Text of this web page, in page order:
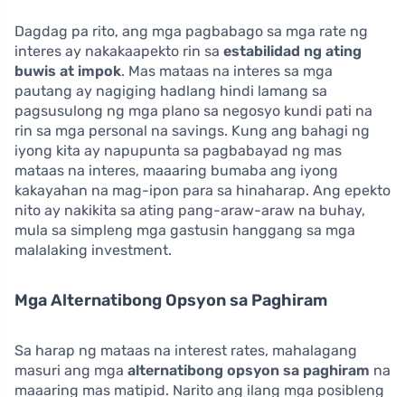
Dagdag pa rito, ang mga pagbabago sa mga rate ng
interes ay nakakaapekto rin sa estabilidad ng ating
buwis at impok. Mas mataas na interes sa mga
pautang ay nagiging hadlang hindi lamang sa
pagsusulong ng mga plano sa negosyo kundi pati na
rin sa mga personal na savings. Kung ang bahagi ng
iyong kita ay napupunta sa pagbabayad ng mas
mataas na interes, maaaring bumaba ang iyong
kakayahan na mag-ipon para sa hinaharap. Ang epekto
nito ay nakikita sa ating pang-araw-araw na buhay,
mula sa simpleng mga gastusin hanggang sa mga
malalaking investment.
Mga Alternatibong Opsyon sa Paghiram
Sa harap ng mataas na interest rates, mahalagang
masuri ang mga alternatibong opsyon sa paghiram na
maaaring mas matipid. Narito ang ilang mga posibleng